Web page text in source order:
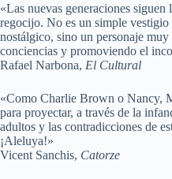
«Las nuevas generaciones
regocijo. No es un simple vestigio
nostálgico, sino un personaje
conciencias y promoviendo el
Rafael Narbona, El Cultural
«Como Charlie Brown o Nancy,
para proyectar, a través de la
adultos y las contradicciones de
¡Aleluya!»
Vicent Sanchis, Catorze